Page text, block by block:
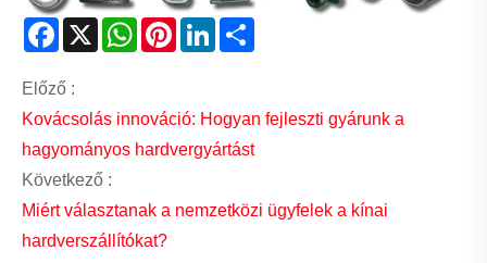
Facebook
X WhatsAppPinterestLinkedIn
Előző :
Kovácsolás innováció: Hogyan fejleszti gyárunk a
hagyományos hardvergyártást
Következő :
Miért választanak a nemzetközi ügyfelek a kínai
hardverszállítókat?